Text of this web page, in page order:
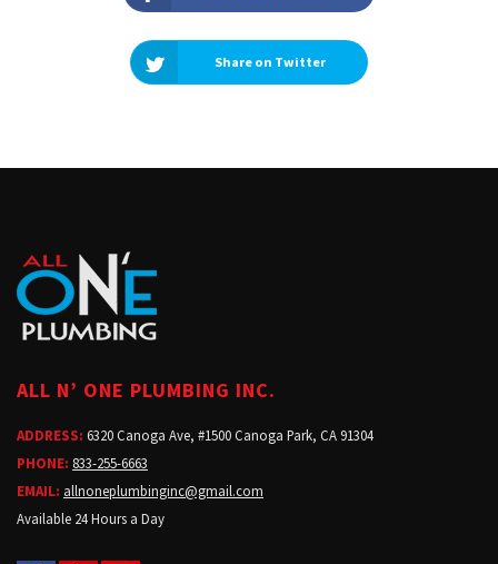
Share on Twitter
ALL N’ ONE PLUMBING INC.
ADDRESS: 6320 Canoga Ave, #1500 Canoga Park, CA 91304
PHONE: 833-255-6663
EMAIL: allnoneplumbinginc@gmail.com
Available 24 Hours a Day